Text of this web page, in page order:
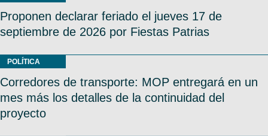
Proponen declarar feriado el jueves 17 de
septiembre de 2026 por Fiestas Patrias
POLÍTICA
Corredores de transporte: MOP entregará en un
mes más los detalles de la continuidad del
proyecto